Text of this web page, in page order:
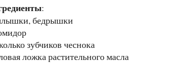
:
бедрышки
зубчиков чеснока
ложка растительного масла